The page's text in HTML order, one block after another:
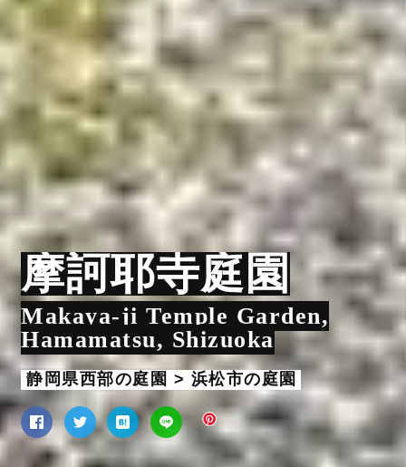
摩訶耶寺庭園
Makaya-ji Temple Garden,
Hamamatsu, Shizuoka
静岡県西部の庭園 > 浜松市の庭園